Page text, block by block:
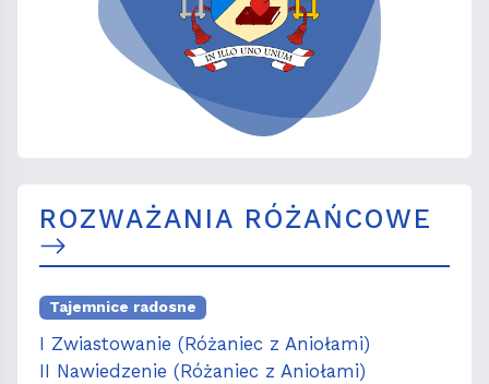
ROZWAŻANIA RÓŻAŃCOWE
Tajemnice radosne
I Zwiastowanie (Różaniec z Aniołami)
II Nawiedzenie (Różaniec z Aniołami)